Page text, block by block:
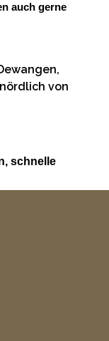
auch gerne
von
schnelle